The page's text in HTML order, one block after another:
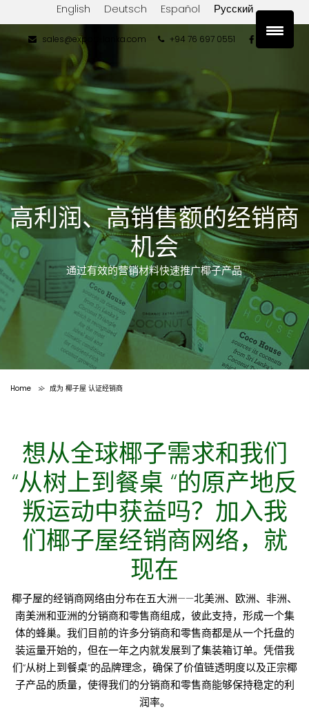
English Deutsch Español Русский
sales@export-lanka.com +94 76 697 0551
高利润、高销售额的经销商
机会
通过有效的营销材料快速推广椰子产品
Home > 成为 椰子屋 认证经销商
想从全球椰子需求和我们
“从树上到餐桌 “的原产地反
叛运动中获益吗？加入我
们椰子屋经销商网络，就
现在
椰子屋的经销商网络由分布在五大洲——北美洲、欧洲、非洲、
南美洲和亚洲的分销商和零售商组成，彼此支持，形成一个集
体的蜂巢。我们目前的许多分销商和零售商都是从一个托盘的
装运量开始的，但在一年之内就发展到了集装箱订单。凭借我
们“从树上到餐桌”的品牌理念，确保了价值链透明度以及正宗椰
子产品的质量，使得我们的分销商和零售商能够保持稳定的利
润率。